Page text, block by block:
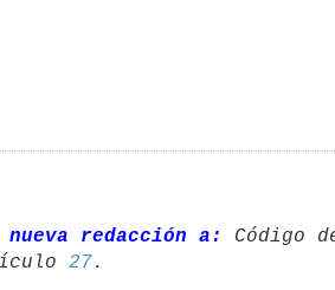
redacción a:
Código
27